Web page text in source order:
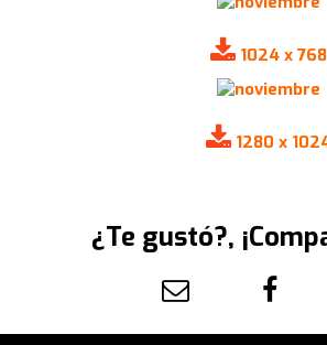
1024 x 768
1280 x
¿Te gustó?,